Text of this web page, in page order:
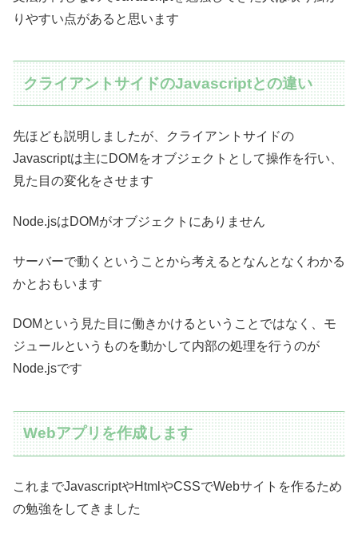
りやすい点があると思います
クライアントサイドのJavascriptとの違い
先ほども説明しましたが、クライアントサイドの
Javascriptは主にDOMをオブジェクトとして操作を行い、
見た目の変化をさせます
Node.jsはDOMがオブジェクトにありません
サーバーで動くということから考えるとなんとなくわかる
かとおもいます
DOMという見た目に働きかけるということではなく、モ
ジュールというものを動かして内部の処理を行うのが
Node.jsです
Webアプリを作成します
これまでJavascriptやHtmlやCSSでWebサイトを作るため
の勉強をしてきました